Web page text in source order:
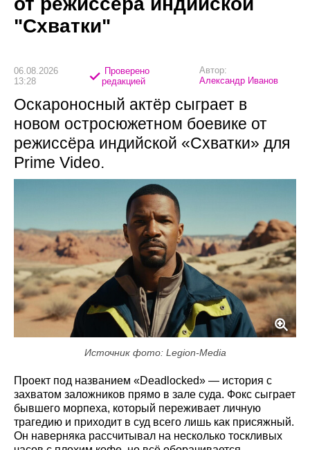
"Схватки"
06.08.2026
13:28
Проверено
редакцией
Автор:
Александр Иванов
Оскароносный актёр сыграет в
новом остросюжетном боевике от
режиссёра индийской «Схватки» для
Prime Video.
Источник фото: Legion-Media
Проект под названием «Deadlocked» — история с
захватом заложников прямо в зале суда. Фокс сыграет
бывшего морпеха, который переживает личную
трагедию и приходит в суд всего лишь как присяжный.
Он наверняка рассчитывал на несколько тоскливых